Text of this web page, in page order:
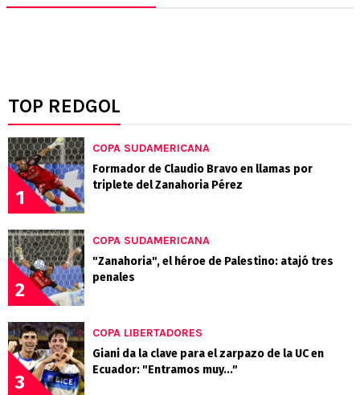
TOP REDGOL
1
COPA SUDAMERICANA
Formador de Claudio Bravo en llamas por
triplete del Zanahoria Pérez
2
COPA SUDAMERICANA
"Zanahoria", el héroe de Palestino: atajó tres
penales
3
COPA LIBERTADORES
Giani da la clave para el zarpazo de la UC en
Ecuador: "Entramos muy..."